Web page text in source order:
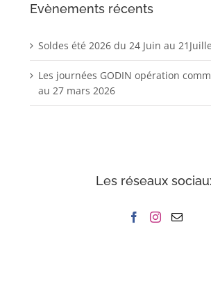
Evènements récents
Soldes été 2026 du 24 Juin au
Les journées GODIN opération
au 27 mars 2026
Les réseaux